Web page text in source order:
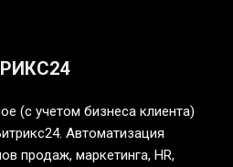
(с учетом бизнеса клиента)
Автоматизация
продаж, маркетинга, HR,